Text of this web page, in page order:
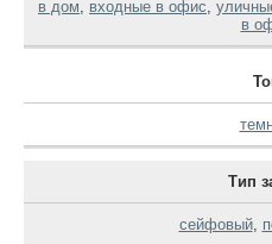
в дом, входные в офис,
в
Тип
сейфовый,